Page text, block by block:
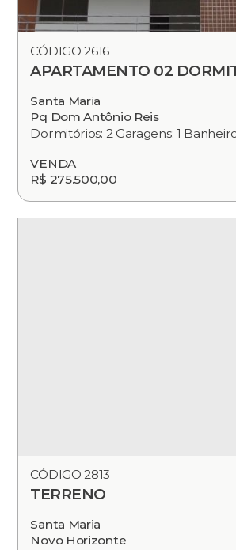
CÓDIGO 2616
APARTAMENTO 02
Santa Maria
Pq Dom Antônio Reis
Dormitórios: 2 Garagens: 1
VENDA
R$ 275.500,00
CÓDIGO 2813
TERRENO
Santa Maria
Novo Horizonte